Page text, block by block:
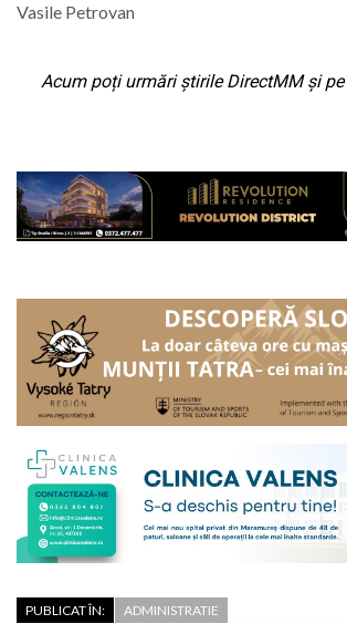
Vasile Petrovan
Acum poți urmări știrile DirectMM și pe
PUBLICAT ÎN:
ADMINISTRATIE